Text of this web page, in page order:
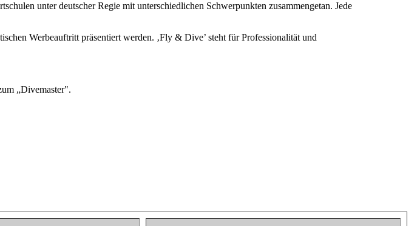
unter deutscher Regie mit unterschiedlichen Schwerpunkten zusammengetan. Jede
Werbeauftritt präsentiert werden. ‚Fly & Dive’ steht für Professionalität und
„Divemaster".